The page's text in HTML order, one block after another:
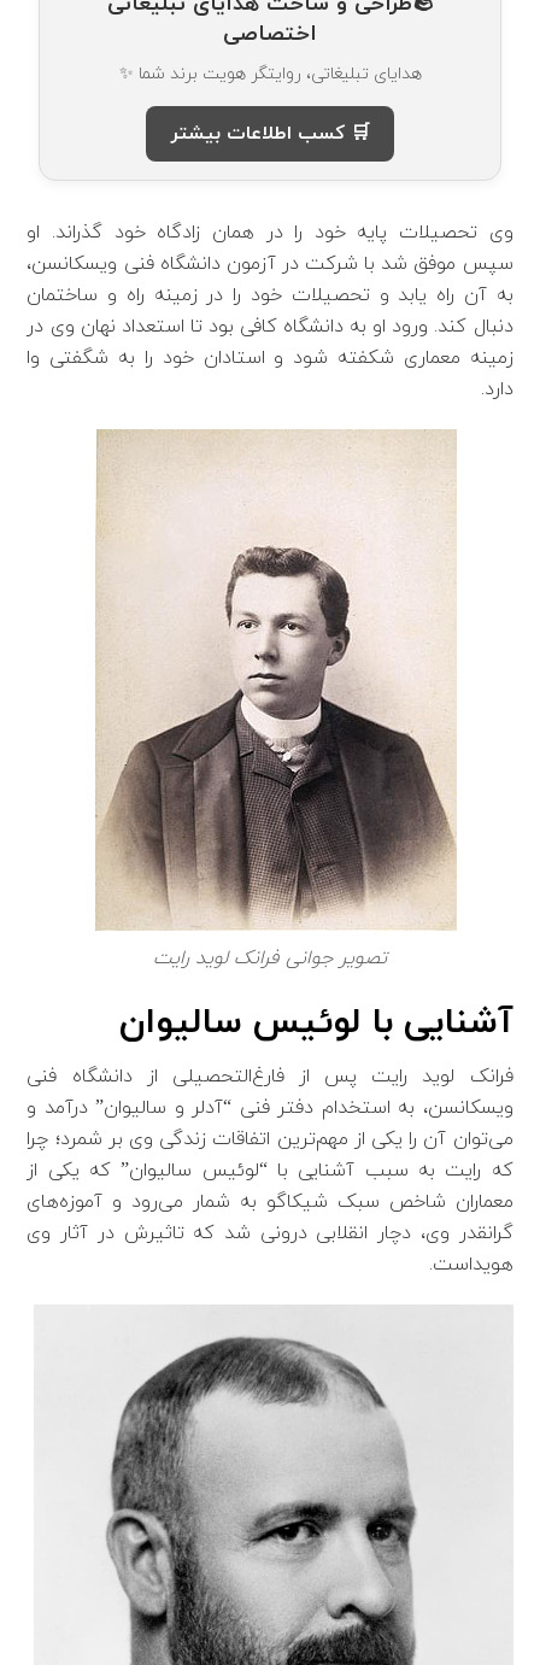
اختصاصی
هدایای تبلیغاتی، روایتگر هویت برند شما ✨
🛒 کسب اطلاعات بیشتر
وی تحصیلات پایه خود را در همان زادگاه خود گذراند. او
سپس موفق شد با شرکت در آزمون دانشگاه فنی ویسکانسن،
به آن راه یابد و تحصیلات خود را در زمینه راه و ساختمان
دنبال کند. ورود او به دانشگاه کافی بود تا استعداد نهان وی در
زمینه معماری شکفته شود و استادان خود را به شگفتی وا
دارد.
تصویر جوانی فرانک لوید رایت
آشنایی با لوئیس سالیوان
فرانک لوید رایت پس از فارغ‌التحصیلی از دانشگاه فنی
ویسکانسن، به استخدام دفتر فنی “آدلر و سالیوان” در‌آمد و
می‌توان آن را یکی از مهم‌ترین اتفاقات زندگی وی بر شمرد؛ چرا
که رایت به سبب آشنایی با “لوئیس سالیوان” که یکی از
معماران شاخص سبک شیکاگو به شمار می‌رود و آموزه‌های
گرانقدر وی، دچار انقلابی درونی شد که تاثیرش در آثار وی
هویداست.